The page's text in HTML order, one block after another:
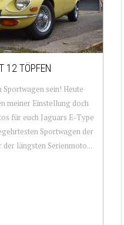
12 TÖPFEN
Sportwagen sein! Heute
meiner Einstellung doch
für euch Jaguars E-Type
Sportwagen der
der längsten Serienmoto...